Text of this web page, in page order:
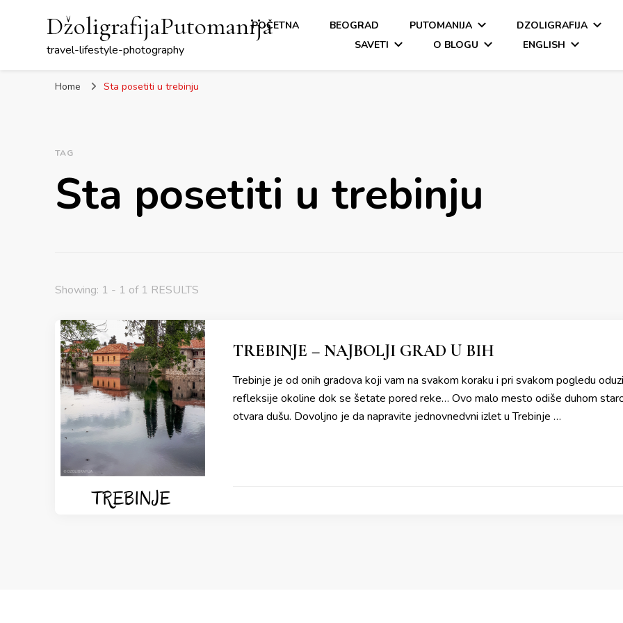
DžoligrafijaPutomanija
travel-lifestyle-photography
POČETNA BEOGRAD PUTOMANIJA DZOLIGRAFIJA
SAVETI
O BLOGU ENGLISH
Home Sta posetiti u trebinju
TAG
Sta posetiti u trebinju
Showing: 1 - 1 of 1 RESULTS
TREBINJE – NAJBOLJI GRAD U BIH
Trebinje je od onih gradova koji vam na svakom koraku i pri svakom pogledu
refleksije okoline dok se šetate pored reke… Ovo malo mesto odiše duhom
otvara dušu. Dovoljno je da napravite jednovnedvni izlet u Trebinje …